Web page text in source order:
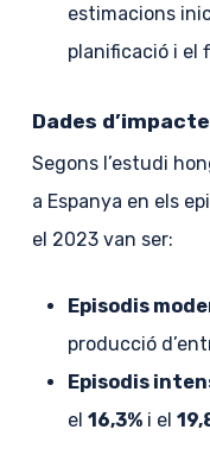
estimacions
planificació i el
Dades d’impacte
Segons l’estudi
a Espanya en els
el 2023 van ser:
Episodis
producció
Episodis
el 16,3%i el